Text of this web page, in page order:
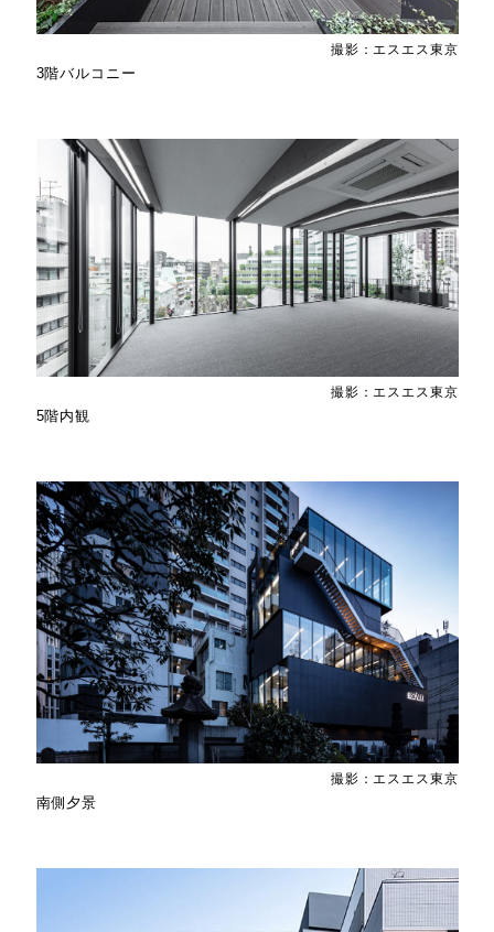
3階バルコニー
撮影：エスエス東京
5階内観
撮影：エスエス東京
南側夕景
撮影：エスエス東京